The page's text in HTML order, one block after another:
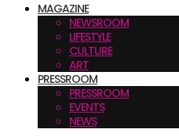
MAGAZINE
NEWSROOM
LIFESTYLE
CULTURE
ART
PRESSROOM
PRESSROOM
EVENTS
NEWS